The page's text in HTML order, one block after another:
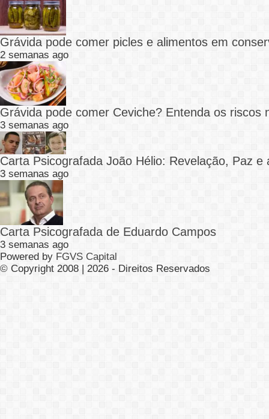
Grávida pode comer picles e alimentos em
2 semanas ago
Grávida pode comer Ceviche? Entenda os riscos
3 semanas ago
Carta Psicografada João Hélio: Revelação, Paz e
3 semanas ago
Carta Psicografada de Eduardo Campos
3 semanas ago
Powered by FGVS Capital
© Copyright 2008 | 2026 - Direitos Reservados